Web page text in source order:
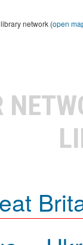
network (open